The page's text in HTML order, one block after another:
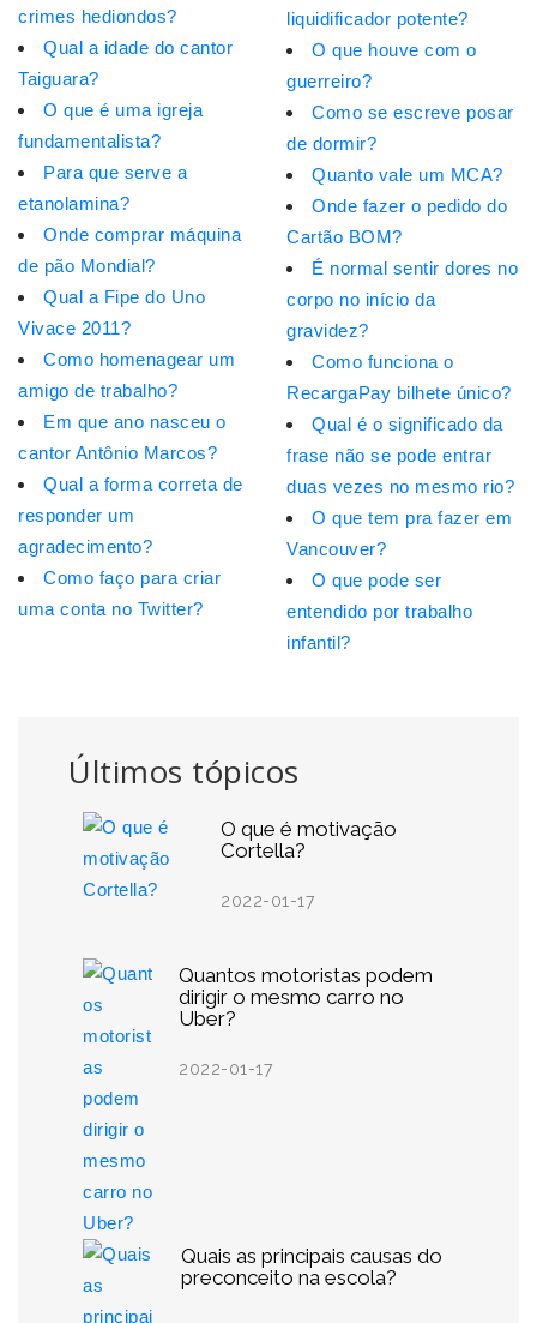
Últimos tópicos
O que é motivação
Cortella?
2022-01-17
Quantos motoristas podem
dirigir o mesmo carro no
Uber?
2022-01-17
Quais as principais causas do
preconceito na escola?
crimes hediondos?
Qual a idade do cantor
Taiguara?
O que é uma igreja
fundamentalista?
Para que serve a
etanolamina?
Onde comprar máquina
de pão Mondial?
Qual a Fipe do Uno
Vivace 2011?
Como homenagear um
amigo de trabalho?
Em que ano nasceu o
cantor Antônio Marcos?
Qual a forma correta de
responder um
agradecimento?
Como faço para criar
uma conta no Twitter?
liquidificador potente?
O que houve com o
guerreiro?
Como se escreve posar
de dormir?
Quanto vale um MCA?
Onde fazer o pedido do
Cartão BOM?
É normal sentir dores no
corpo no início da
gravidez?
Como funciona o
RecargaPay bilhete único?
Qual é o significado da
frase não se pode entrar
duas vezes no mesmo rio?
O que tem pra fazer em
Vancouver?
O que pode ser
entendido por trabalho
infantil?